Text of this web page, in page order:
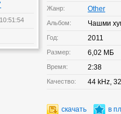
Жанр: Other
Альбом: Чашми
Год: 2011
Размер: 6,02 МБ
Время: 2:38
Качество: 44 kHz,
скачать в